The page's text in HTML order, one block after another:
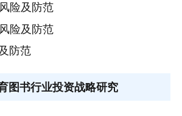
险及防范
险及防范
防范
图书行业投资战略研究